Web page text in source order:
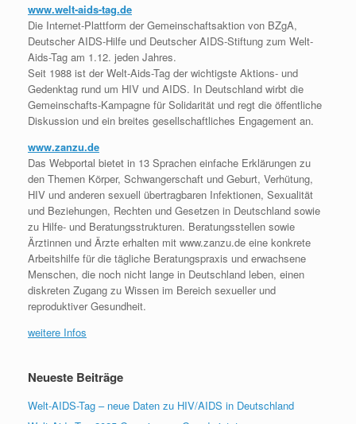
www.welt-aids-tag.de
Die Internet-Plattform der Gemeinschaftsaktion von BZgA,
Deutscher AIDS-Hilfe und Deutscher AIDS-Stiftung zum Welt-
Aids-Tag am 1.12. jeden Jahres.
Seit 1988 ist der Welt-Aids-Tag der wichtigste Aktions- und
Gedenktag rund um HIV und AIDS. In Deutschland wirbt die
Gemeinschafts-Kampagne für Solidarität und regt die öffentliche
Diskussion und ein breites gesellschaftliches Engagement an.
www.zanzu.de
Das Webportal bietet in 13 Sprachen einfache Erklärungen zu
den Themen Körper, Schwangerschaft und Geburt, Verhütung,
HIV und anderen sexuell übertragbaren Infektionen, Sexualität
und Beziehungen, Rechten und Gesetzen in Deutschland sowie
zu Hilfe- und Beratungsstrukturen. Beratungsstellen sowie
Ärztinnen und Ärzte erhalten mit www.zanzu.de eine konkrete
Arbeitshilfe für die tägliche Beratungspraxis und erwachsene
Menschen, die noch nicht lange in Deutschland leben, einen
diskreten Zugang zu Wissen im Bereich sexueller und
reproduktiver Gesundheit.
weitere Infos
Neueste Beiträge
Welt-AIDS-Tag – neue Daten zu HIV/AIDS in Deutschland